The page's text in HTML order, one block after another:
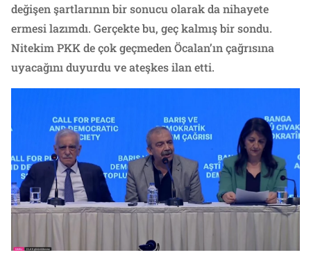
değişen şartlarının bir sonucu olarak da nihayete
ermesi lazımdı. Gerçekte bu, geç kalmış bir sondu.
Nitekim PKK de çok geçmeden Öcalan’ın çağrısına
uyacağını duyurdu ve ateşkes ilan etti.